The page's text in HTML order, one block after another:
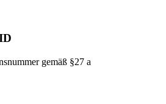
gemäß §27 a